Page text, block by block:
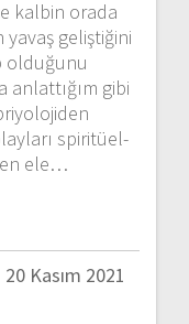
kalbin orada
yavaş geliştiğini
olduğunu
gibi
spiritüel-
ele…
20 Kasım 2021